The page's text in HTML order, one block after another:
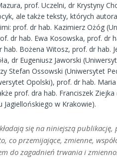
prof. Uczelni, dr Krystyny
ale także teksty, których
prof. dr hab. Kazimierz Ożóg
dr hab. Ewa Kosowska, prof. dr
hab. Bożena Witosz, prof. dr hab.
dr Eugeniusz Jaworski
Stefan Ossowski (Uniwersytet
Opolski), prof. dr hab.
prof. dra hab. Franciszek
w Krakowie).
się na niniejszą publikację,
co przemijające, zmienne,
do zagadnień trwania i